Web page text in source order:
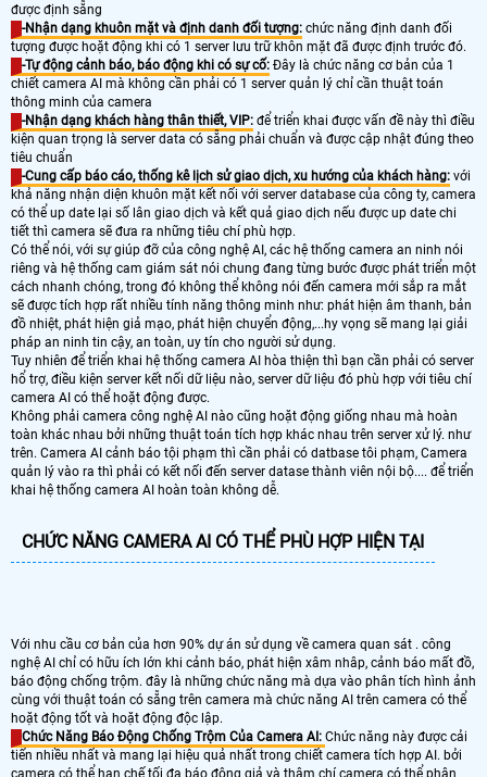
được định sẵng
-Nhận dạng khuôn mặt và định danh đối tượng: chức năng định danh đối
tượng được hoặt động khi có 1 server lưu trữ khôn mặt đã được định trước đó.
-Tự động cảnh báo, báo động khi có sự cố: Đây là chức năng cơ bản của 1
chiết camera AI mà không cần phải có 1 server quản lý chỉ cần thuật toán
thông minh của camera
-Nhận dạng khách hàng thân thiết, VIP: để triển khai được vấn đề này thì điều
kiện quan trọng là server data có sẵng phải chuẩn và được cập nhật đúng theo
tiêu chuẩn
-Cung cấp báo cáo, thống kê lịch sử giao dịch, xu hướng của khách hàng: với
khả năng nhận diện khuôn mặt kết nối với server database của công ty, camera
có thể up date lại số lân giao dịch và kết quả giao dịch nếu được up date chi
tiết thì camera sẽ đưa ra những tiêu chí phù hợp.
Có thể nói, với sự giúp đỡ của công nghệ AI, các hệ thống camera an ninh nói
riêng và hệ thống cam giám sát nói chung đang từng bước được phát triển một
cách nhanh chóng, trong đó không thể không nói đến camera mới sắp ra mắt
sẽ được tích hợp rất nhiều tính năng thông minh như: phát hiện âm thanh, bản
đồ nhiệt, phát hiện giả mạo, phát hiện chuyển động,...hy vọng sẽ mang lại giải
pháp an ninh tin cậy, an toàn, uy tín cho người sử dụng.
Tuy nhiên để triển khai hệ thống camera AI hòa thiện thì bạn cần phải có server
hổ trợ, điều kiện server kết nối dữ liệu nào, server dữ liệu đó phù hợp với tiêu chí
camera AI có thể hoặt động được.
Không phải camera công nghệ AI nào cũng hoặt động giống nhau mà hoàn
toàn khác nhau bởi những thuật toán tích hợp khác nhau trên server xử lý. như
trên. Camera AI cảnh báo tội phạm thì cần phải có datbase tôi phạm, Camera
quản lý vào ra thì phải có kết nối đến server datase thành viên nội bộ.... để triển
khai hệ thống camera AI hoàn toàn không dễ.
CHỨC NĂNG CAMERA AI CÓ THỂ PHÙ HỢP HIỆN TẠI
Với nhu cầu cơ bản của hơn 90% dự án sử dụng về camera quan sát . công
nghệ AI chỉ có hữu ích lớn khi cảnh báo, phát hiện xâm nhâp, cảnh báo mất đồ,
báo động chống trộm. đây là những chức năng mà dựa vào phân tích hình ảnh
cùng với thuật toán có sẵng trên camera mà chức năng AI trên camera có thể
hoặt động tốt và hoặt động độc lập.
Chức Năng Báo Động Chống Trộm Của Camera AI: Chức năng này được cải
tiến nhiều nhất và mang lại hiệu quả nhất trong chiết camera tích hợp AI. bởi
camera có thể hạn chế tối đa báo động giả và thậm chí camera có thể phân